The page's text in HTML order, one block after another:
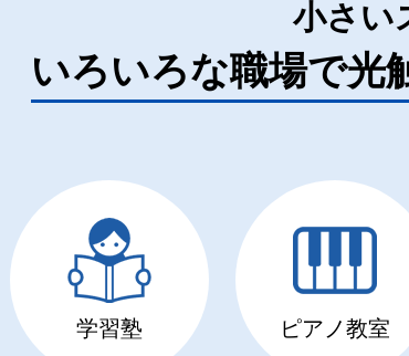
小さい
いろいろな職場で光
学習塾 ピアノ教室